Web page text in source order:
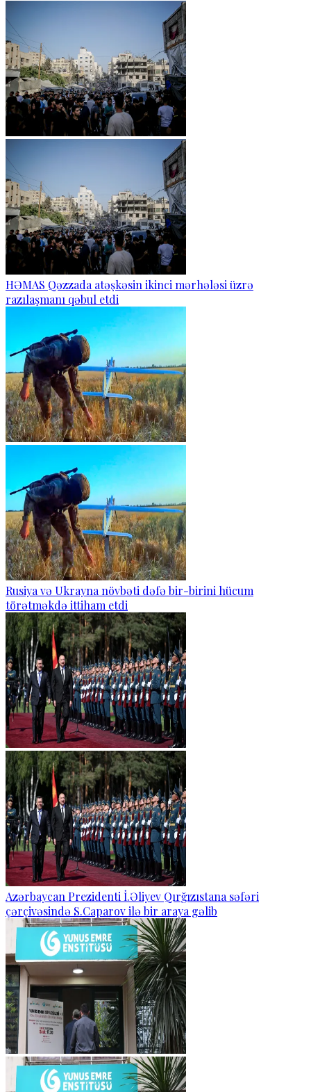
HƏMAS Qəzzada atəşkəsin ikinci mərhələsi üzrə
razılaşmanı qəbul etdi
Rusiya və Ukrayna növbəti dəfə bir-birini hücum
törətməkdə ittiham etdi
Azərbaycan Prezidenti İ.Əliyev Qırğızıstana səfəri
çərçivəsində S.Caparov ilə bir araya gəlib